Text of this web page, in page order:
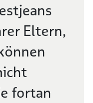
Eltern,
fortan